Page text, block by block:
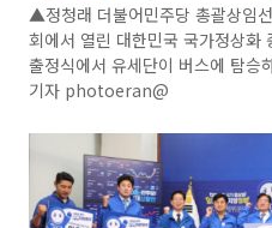
▲정청래 더불어민주당 총괄상임
회에서 열린 대한민국 국가정상화
출정식에서 유세단이 버스에 탐승
기자 photoeran@